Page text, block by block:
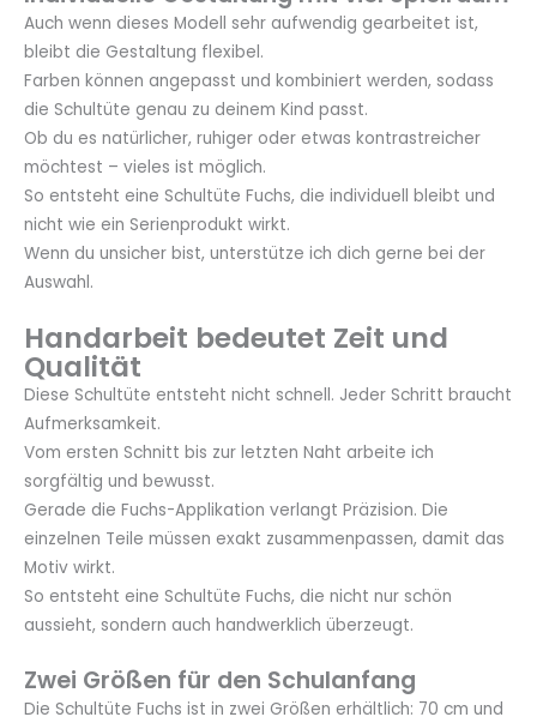
Auch wenn dieses Modell sehr aufwendig gearbeitet ist,
bleibt die Gestaltung flexibel.
Farben können angepasst und kombiniert werden, sodass
die Schultüte genau zu deinem Kind passt.
Ob du es natürlicher, ruhiger oder etwas kontrastreicher
möchtest – vieles ist möglich.
So entsteht eine Schultüte Fuchs, die individuell bleibt und
nicht wie ein Serienprodukt wirkt.
Wenn du unsicher bist, unterstütze ich dich gerne bei der
Auswahl.
Handarbeit bedeutet Zeit und
Qualität
Diese Schultüte entsteht nicht schnell. Jeder Schritt braucht
Aufmerksamkeit.
Vom ersten Schnitt bis zur letzten Naht arbeite ich
sorgfältig und bewusst.
Gerade die Fuchs-Applikation verlangt Präzision. Die
einzelnen Teile müssen exakt zusammenpassen, damit das
Motiv wirkt.
So entsteht eine Schultüte Fuchs, die nicht nur schön
aussieht, sondern auch handwerklich überzeugt.
Zwei Größen für den Schulanfang
Die Schultüte Fuchs ist in zwei Größen erhältlich: 70 cm und